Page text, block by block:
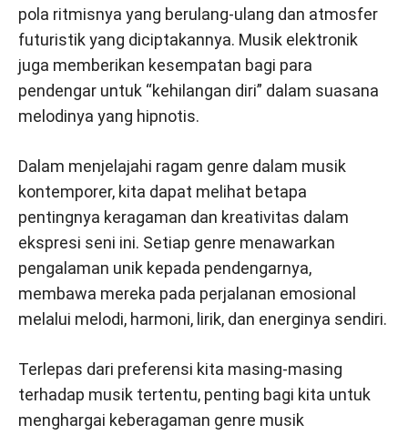
pola ritmisnya yang berulang-ulang dan atmosfer
futuristik yang diciptakannya. Musik elektronik
juga memberikan kesempatan bagi para
pendengar untuk “kehilangan diri” dalam suasana
melodinya yang hipnotis.
Dalam menjelajahi ragam genre dalam musik
kontemporer, kita dapat melihat betapa
pentingnya keragaman dan kreativitas dalam
ekspresi seni ini. Setiap genre menawarkan
pengalaman unik kepada pendengarnya,
membawa mereka pada perjalanan emosional
melalui melodi, harmoni, lirik, dan energinya sendiri.
Terlepas dari preferensi kita masing-masing
terhadap musik tertentu, penting bagi kita untuk
menghargai keberagaman genre musik